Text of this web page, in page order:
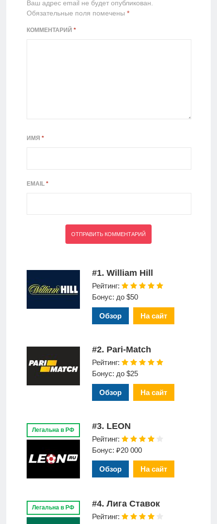
Ваш адрес email не будет опубликован.
Обязательные поля помечены *
КОММЕНТАРИЙ *
ИМЯ *
EMAIL *
#1. William Hill
Рейтинг:
Бонус: до $50
Обзор На сайт
#2. Pari-Match
Рейтинг:
Бонус: до $25
Обзор На сайт
Легальна в РФ #3. LEON
Рейтинг:
Бонус: ₽20 000
Обзор На сайт
Легальна в РФ #4. Лига Ставок
Рейтинг: